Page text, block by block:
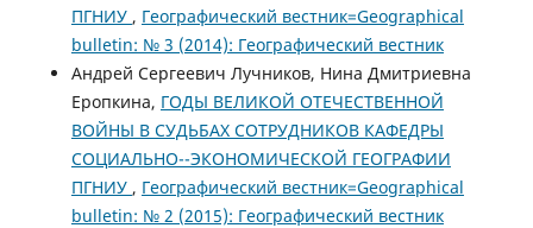
ПГНИУ , Географический вестник=Geographical
bulletin: № 3 (2014): Географический вестник
Андрей Сергеевич Лучников, Нина Дмитриевна
Еропкина, ГОДЫ ВЕЛИКОЙ ОТЕЧЕСТВЕННОЙ
ВОЙНЫ В СУДЬБАХ СОТРУДНИКОВ КАФЕДРЫ
СОЦИАЛЬНО--ЭКОНОМИЧЕСКОЙ ГЕОГРАФИИ
ПГНИУ , Географический вестник=Geographical
bulletin: № 2 (2015): Географический вестник